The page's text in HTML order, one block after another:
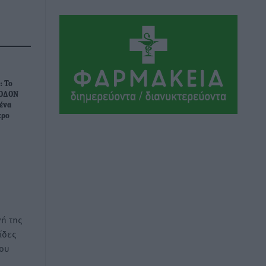
Το
της
Κατταβιά: Πρόεδρος ο Μανώλης
Φραντζής, απέκτησε τον νεαρό
Καρακασιάν
Αθλητικά• πριν 14 ώρες